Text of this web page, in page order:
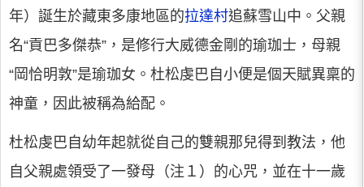
年）誕生於藏東多康地區的拉達村追蘇雪山中。父親
名“貢巴多傑恭”，是修行大威德金剛的瑜珈士，母親
“岡恰明敦”是瑜珈女。杜松虔巴自小便是個天賦異稟的
神童，因此被稱為給配。
杜松虔巴自幼年起就從自己的雙親那兒得到教法，他
自父親處領受了一發母（注１）的心咒，並在十一歲